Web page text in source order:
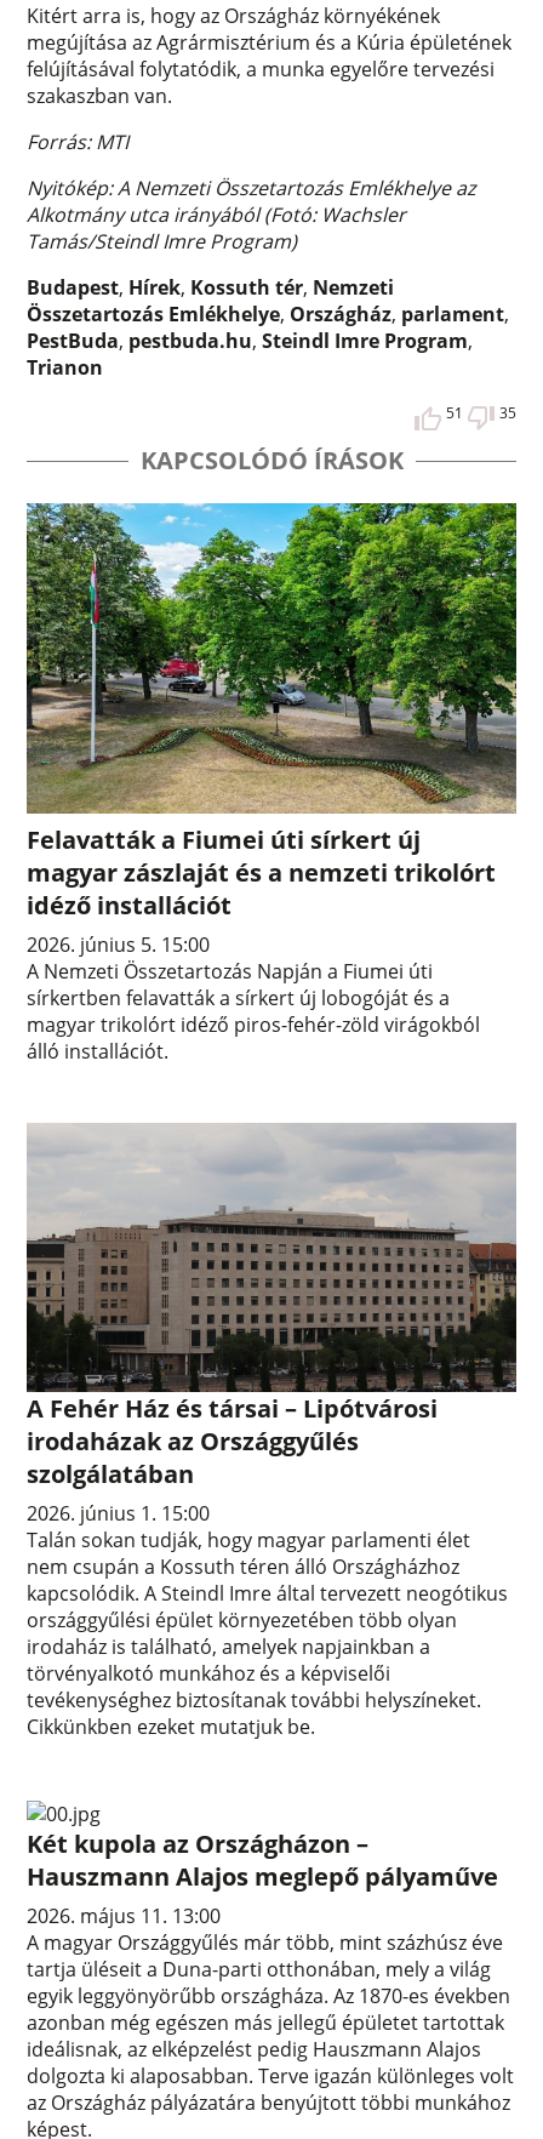
Kitért arra is, hogy az Országház környékének
megújítása az Agrármisztérium és a Kúria épületének
felújításával folytatódik, a munka egyelőre tervezési
szakaszban van.
Forrás: MTI
Nyitókép: A Nemzeti Összetartozás Emlékhelye az
Alkotmány utca irányából (Fotó: Wachsler
Tamás/Steindl Imre Program)
Budapest, Hírek, Kossuth tér, Nemzeti
Összetartozás Emlékhelye, Országház, parlament,
PestBuda, pestbuda.hu,Steindl Imre Program,
Trianon
51 35
KAPCSOLÓDÓ ÍRÁSOK
Felavatták a Fiumei úti sírkert új
magyar zászlaját és a nemzeti trikolórt
idéző installációt
2026. június 5. 15:00
A Nemzeti Összetartozás Napján a Fiumei úti
sírkertben felavatták a sírkert új lobogóját és a
magyar trikolórt idéző piros-fehér-zöld virágokból
álló installációt.
A Fehér Ház és társai – Lipótvárosi
irodaházak az Országgyűlés
szolgálatában
2026. június 1. 15:00
Talán sokan tudják, hogy magyar parlamenti élet
nem csupán a Kossuth téren álló Országházhoz
kapcsolódik. A Steindl Imre által tervezett neogótikus
országgyűlési épület környezetében több olyan
irodaház is található, amelyek napjainkban a
törvényalkotó munkához és a képviselői
tevékenységhez biztosítanak további helyszíneket.
Cikkünkben ezeket mutatjuk be.
Két kupola az Országházon –
Hauszmann Alajos meglepő pályaműve
2026. május 11. 13:00
A magyar Országgyűlés már több, mint százhúsz éve
tartja üléseit a Duna-parti otthonában, mely a világ
egyik leggyönyörűbb országháza. Az 1870-es években
azonban még egészen más jellegű épületet tartottak
ideálisnak, az elképzelést pedig Hauszmann Alajos
dolgozta ki alaposabban. Terve igazán különleges volt
az Országház pályázatára benyújtott többi munkához
képest.